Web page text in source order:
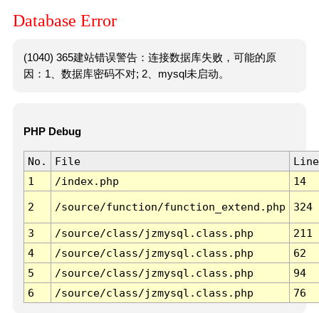
Database Error
(1040) 365建站错误警告：连接数据库失败，可能的原
因：1、数据库密码不对; 2、mysql未启动。
PHP Debug
No. File
Line
1
/index.php 14
2 /source/function/function_extend.php 324
3 /source/class/jzmysql.class.php
211
4
/source/class/jzmysql.class.php
62
5
/source/class/jzmysql.class.php
94
6
/source/class/jzmysql.class.php 76